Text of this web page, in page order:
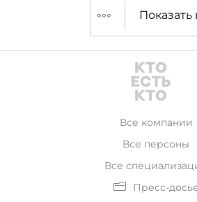
Показать
Все компании
Все персоны
Все
Пресс-